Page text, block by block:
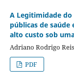
A Legitimidade
públicas de
alto custo sob
Adriano Rodrigo
PDF